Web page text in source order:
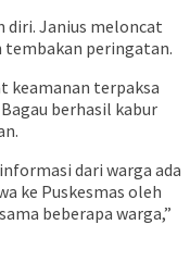
diri. Janius meloncat
tembakan peringatan.
keamanan terpaksa
berhasil kabur
dari warga ada
ke Puskesmas oleh
beberapa warga,”